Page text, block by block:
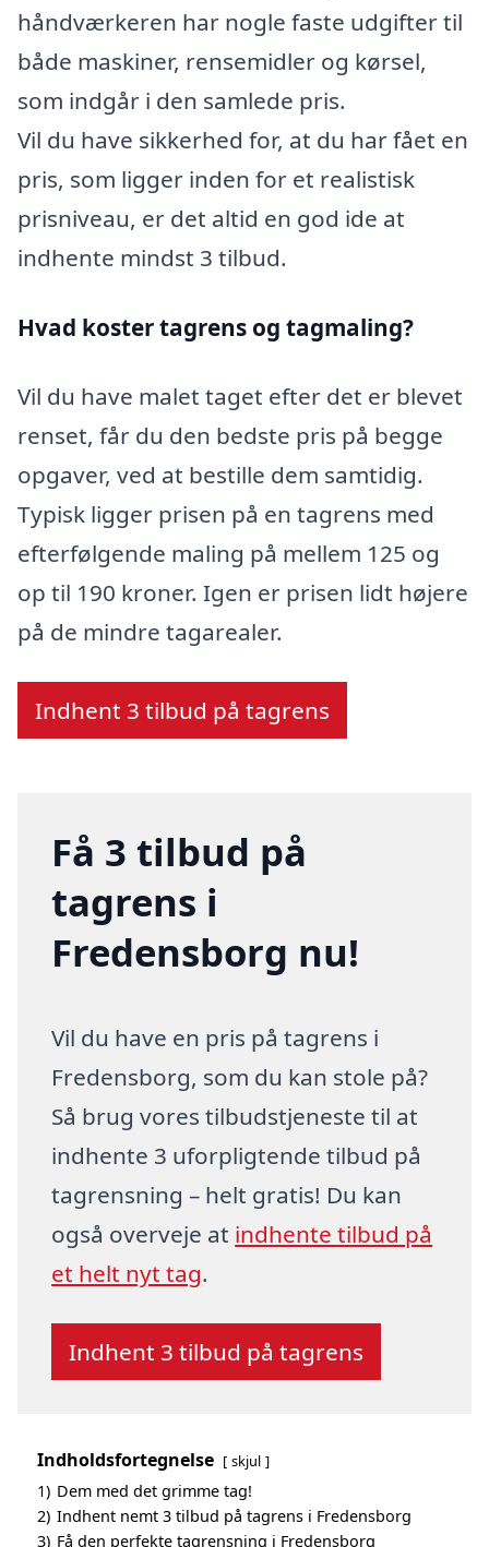
håndværkeren har nogle faste udgifter til
både maskiner, rensemidler og kørsel,
som indgår i den samlede pris.
Vil du have sikkerhed for, at du har fået en
pris, som ligger inden for et realistisk
prisniveau, er det altid en god ide at
indhente mindst 3 tilbud.
Hvad koster tagrens og tagmaling?
Vil du have malet taget efter det er blevet
renset, får du den bedste pris på begge
opgaver, ved at bestille dem samtidig.
Typisk ligger prisen på en tagrens med
efterfølgende maling på mellem 125 og
op til 190 kroner. Igen er prisen lidt højere
på de mindre tagarealer.
Indhent 3 tilbud på tagrens
Få 3 tilbud på
tagrens i
Fredensborg nu!
Vil du have en pris på tagrens i
Fredensborg, som du kan stole på?
Så brug vores tilbudstjeneste til at
indhente 3 uforpligtende tilbud på
tagrensning – helt gratis! Du kan
også overveje at indhente tilbud på
et helt nyt tag.
Indhent 3 tilbud på tagrens
Indholdsfortegnelse skjul
1) Dem med det grimme tag!
2) Indhent nemt 3 tilbud på tagrens i Fredensborg
3) Få den perfekte tagrensning i Fredensborg